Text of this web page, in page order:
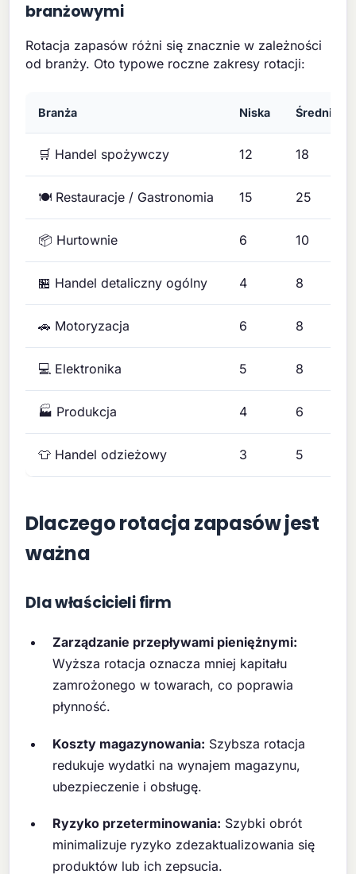
branżowymi
Rotacja zapasów różni się znacznie w zależności
od branży. Oto typowe roczne zakresy rotacji:
Branża Niska Średnia
🛒 Handel spożywczy 12 18
🍽️ Restauracje / Gastronomia 15 25
📦 Hurtownie 6 10
🏪 Handel detaliczny ogólny 4 8
🚗 Motoryzacja 6 8
💻 Elektronika 5 8
🏭 Produkcja 4 6
👕 Handel odzieżowy 3 5
Dlaczego rotacja zapasów jest
ważna
Dla właścicieli firm
Zarządzanie przepływami pieniężnymi:
Wyższa rotacja oznacza mniej kapitału
zamrożonego w towarach, co poprawia
płynność.
Koszty magazynowania: Szybsza rotacja
redukuje wydatki na wynajem magazynu,
ubezpieczenie i obsługę.
Ryzyko przeterminowania: Szybki obrót
minimalizuje ryzyko zdezaktualizowania się
produktów lub ich zepsucia.